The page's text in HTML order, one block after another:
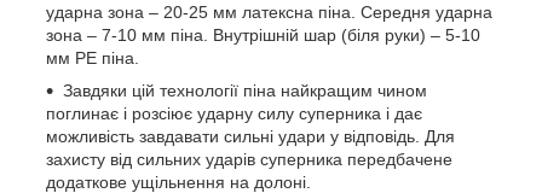
ударна зона – 20-25 мм латексна піна. Середня ударна
зона – 7-10 мм піна. Внутрішній шар (біля руки) – 5-10
мм PE піна.
Завдяки цій технології піна найкращим чином
поглинає і розсіює ударну силу суперника і дає
можливість завдавати сильні удари у відповідь. Для
захисту від сильних ударів суперника передбачене
додаткове ущільнення на долоні.